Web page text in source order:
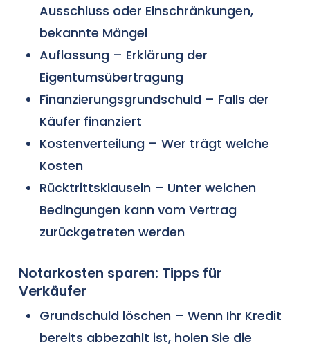
Ausschluss oder Einschränkungen,
bekannte Mängel
Auflassung – Erklärung der
Eigentumsübertragung
Finanzierungsgrundschuld – Falls der
Käufer finanziert
Kostenverteilung – Wer trägt welche
Kosten
Rücktrittsklauseln – Unter welchen
Bedingungen kann vom Vertrag
zurückgetreten werden
Notarkosten sparen: Tipps für
Verkäufer
Grundschuld löschen – Wenn Ihr Kredit
bereits abbezahlt ist, holen Sie die